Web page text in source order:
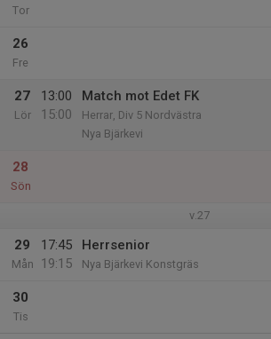
Tor
26
Fre
27
Lör
13:00
15:00
Match mot Edet FK
Herrar, Div 5 Nordvästra
Nya Bjärkevi
28
Sön
v.27
29
Mån
17:45
19:15
Herrsenior
Nya Bjärkevi Konstgräs
30
Tis